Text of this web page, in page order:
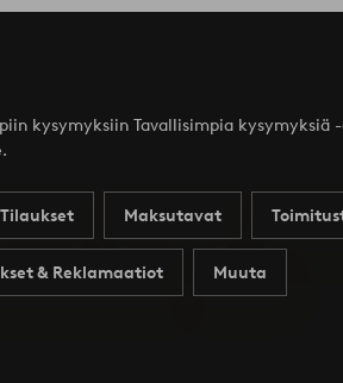
kysymyksiin Tavallisimpia kysymyksiä
Tilaukset Maksutavat
& Reklamaatiot Muuta